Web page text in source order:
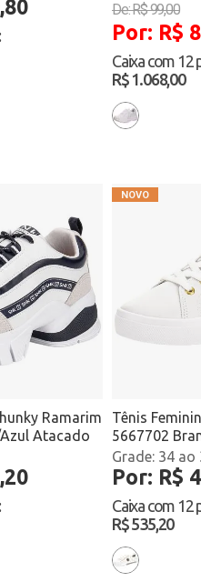
De: R$ 99,00
Por: R$
Caixa com 12
R$ 1.068,00
Ramarim
Atacado
Tênis
5667702
34 ao
Por: R$
Caixa com 12
R$ 535,20